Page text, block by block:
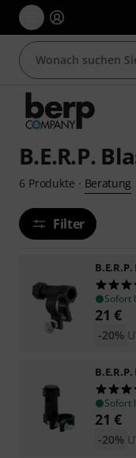
B.E.R.P.
6 Produkte · Beratung
Filter
B.E.R.P.
Sofort
21 €
-20%
B.E.R.P.
Sofort
21 €
-20%